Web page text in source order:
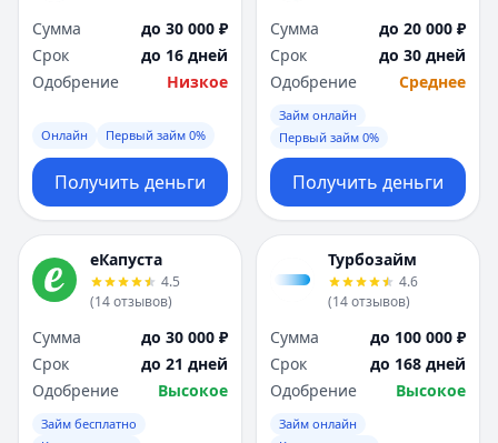
Сумма
до 30 000 ₽
Срок
до 16 дней
Одобрение
Низкое
Онлайн Первый займ 0%
Получить деньги
Сумма
до 20 000 ₽
Срок
до 30 дней
Одобрение
Среднее
Займ онлайн
Первый займ 0%
Получить деньги
еКапуста
4.5
(14отзывов)
Сумма
до 30 000 ₽
Срок
до 21 дней
Одобрение
Высокое
Займ бесплатно
Турбозайм
4.6
(14отзывов)
Сумма
до 100 000 ₽
Срок
до 168 дней
Одобрение
Высокое
Займ онлайн